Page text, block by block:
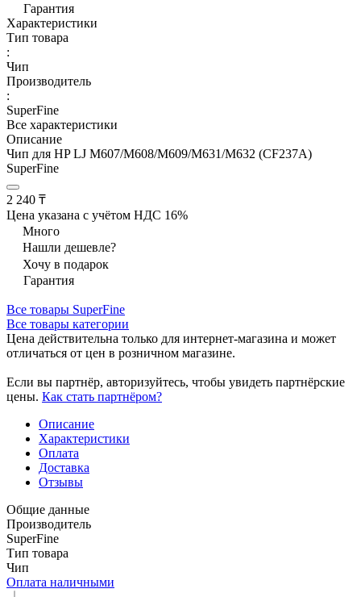
Гарантия
Характеристики
Тип товара
:
Чип
Производитель
:
SuperFine
Все характеристики
Описание
Чип для HP LJ M607/M608/M609/M631/M632 (CF237A)
SuperFine
2 240 ₸
Цена указана с учётом НДС 16%
Много
Нашли дешевле?
Хочу в подарок
Гарантия
Все товары SuperFine
Все товары категории
Цена действительна только для интернет-магазина и может
отличаться от цен в розничном магазине.
Если вы партнёр, авторизуйтесь, чтобы увидеть партнёрские
цены. Как стать партнёром?
Описание
Характеристики
Оплата
Доставка
Отзывы
Общие данные
Производитель
SuperFine
Тип товара
Чип
Оплата наличными